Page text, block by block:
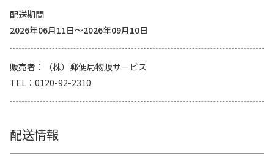
配送期間
2026年06月11日～2026年09月10日
販売者
（株）郵便局物販サービス
TEL
0120-92-2310
配送情報